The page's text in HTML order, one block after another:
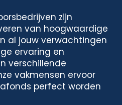
zijn
van hoogwaardige
al jouw verwachtingen
ervaring en
verschillende
vakmensen ervoor
perfect worden